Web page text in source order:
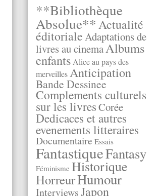
**Bibliothèque
Absolue**Actualité
éditorialeAdaptations de
livres au cinemaAlbums
enfantsAlice au pays des
merveillesAnticipation
Bande Dessinee
Complements culturels
sur les livresCorée
Dedicaces et autres
evenements litteraires
Documentaire Essais
FantastiqueFantasy
Féminisme Historique
HorreurHumour
InterviewsJapon